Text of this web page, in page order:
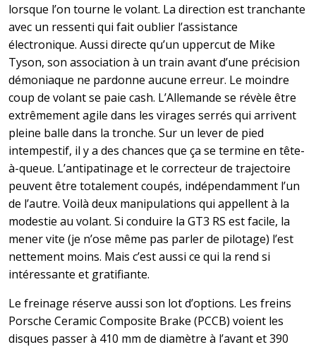
lorsque l’on tourne le volant. La direction est tranchante
avec un ressenti qui fait oublier l’assistance
électronique. Aussi directe qu’un uppercut de Mike
Tyson, son association à un train avant d’une précision
démoniaque ne pardonne aucune erreur. Le moindre
coup de volant se paie cash. L’Allemande se révèle être
extrêmement agile dans les virages serrés qui arrivent
pleine balle dans la tronche. Sur un lever de pied
intempestif, il y a des chances que ça se termine en tête-
à-queue. L’antipatinage et le correcteur de trajectoire
peuvent être totalement coupés, indépendamment l’un
de l’autre. Voilà deux manipulations qui appellent à la
modestie au volant. Si conduire la GT3 RS est facile, la
mener vite (je n’ose même pas parler de pilotage) l’est
nettement moins. Mais c’est aussi ce qui la rend si
intéressante et gratifiante.
Le freinage réserve aussi son lot d’options. Les freins
Porsche Ceramic Composite Brake (PCCB) voient les
disques passer à 410 mm de diamètre à l’avant et 390